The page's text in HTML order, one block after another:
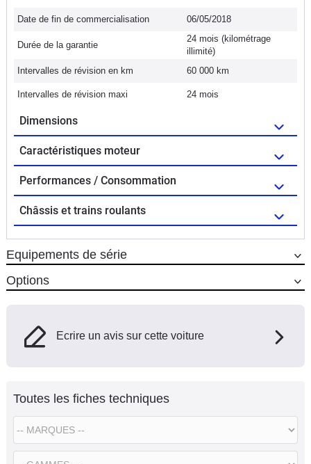
Date de fin de commercialisation 06/05/2018
Durée de la garantie
24 mois (kilométrage
illimité)
Intervalles de révision en km
60 000 km
Intervalles de révision maxi 24 mois
Dimensions
Caractéristiques moteur
Performances / Consommation
Châssis et trains roulants
Equipements de série
Options
Ecrire un avis sur cette voiture
Toutes les fiches techniques